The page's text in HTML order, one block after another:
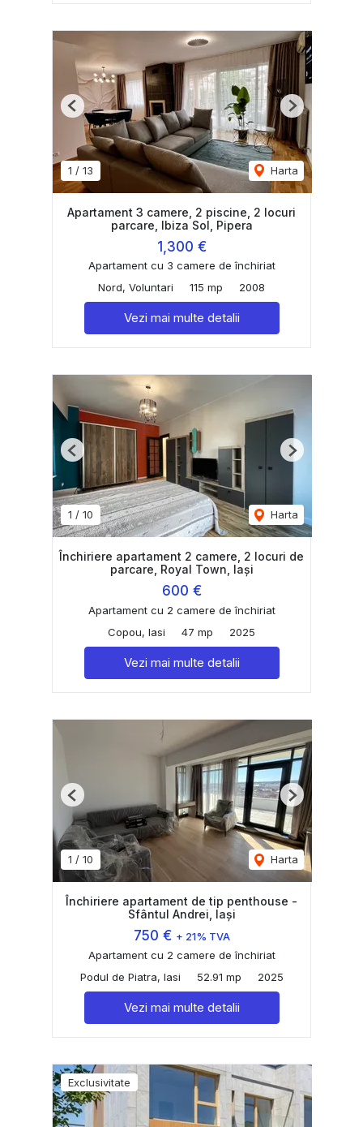
1 / 13 Harta
Previous Next
Apartament 3 camere, 2 piscine, 2 locuri
parcare, Ibiza Sol, Pipera
1,300 €
Apartament cu 3 camere de închiriat
Nord, Voluntari
115 mp 2008
Vezi mai multe detalii
1 / 10 Harta
Previous Next
Închiriere apartament 2 camere, 2 locuri de
parcare, Royal Town, Iași
600 €
Apartament cu 2 camere de închiriat
Copou, Iasi
47 mp 2025
Vezi mai multe detalii
1 / 10 Harta
Previous Next
Închiriere apartament de tip penthouse -
Sfântul Andrei, Iași
750 € + 21% TVA
Apartament cu 2 camere de închiriat
Podul de Piatra, Iasi
52.91 mp 2025
Vezi mai multe detalii
Exclusivitate